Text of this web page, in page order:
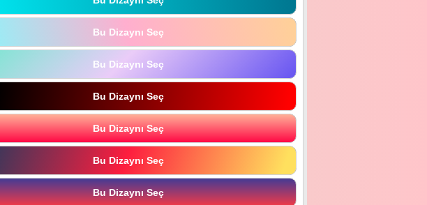
Bu Dizaynı Seç
Bu Dizaynı Seç
Bu Dizaynı Seç
Bu Dizaynı Seç
Bu Dizaynı Seç
Bu Dizaynı Seç